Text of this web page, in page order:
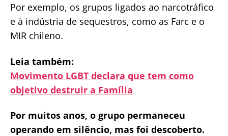
Por exemplo, os grupos ligados ao narcotráfico
e à indústria de sequestros, como as Farc e o
MIR chileno.
Leia também:
Movimento LGBT declara que tem como
objetivo destruir a Família
Por muitos anos, o grupo permaneceu
operando em silêncio, mas foi descoberto.